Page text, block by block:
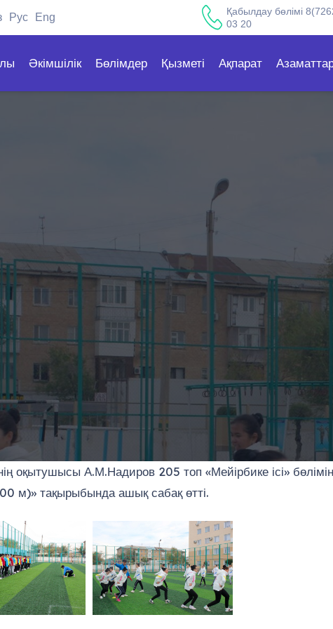
Рус Eng
Қабылдау бөлімі
03 20
Әкімшілік Бөлімдер Қызметі Ақпарат
оқытушысы А.М.Надиров 205 топ «Мейірбике ісі»
м)» тақырыбында ашық сабақ өтті.